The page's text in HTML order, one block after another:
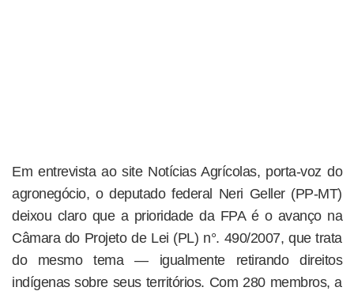
Em entrevista ao site Notícias Agrícolas, porta-voz do
agronegócio, o deputado federal Neri Geller (PP-MT)
deixou claro que a prioridade da FPA é o avanço na
Câmara do Projeto de Lei (PL) n°. 490/2007, que trata
do mesmo tema — igualmente retirando direitos
indígenas sobre seus territórios. Com 280 membros, a